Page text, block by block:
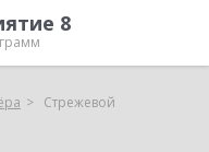
8
Стрежевой